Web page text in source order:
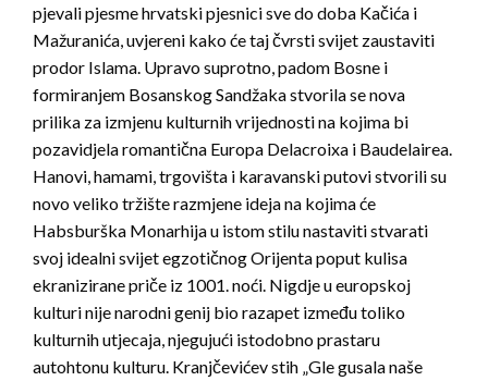
pjevali pjesme hrvatski pjesnici sve do doba Kačića i
Mažuranića, uvjereni kako će taj čvrsti svijet zaustaviti
prodor Islama. Upravo suprotno, padom Bosne i
formiranjem Bosanskog Sandžaka stvorila se nova
prilika za izmjenu kulturnih vrijednosti na kojima bi
pozavidjela romantična Europa Delacroixa i Baudelairea.
Hanovi, hamami, trgovišta i karavanski putovi stvorili su
novo veliko tržište razmjene ideja na kojima će
Habsburška Monarhija u istom stilu nastaviti stvarati
svoj idealni svijet egzotičnog Orijenta poput kulisa
ekranizirane priče iz 1001. noći. Nigdje u europskoj
kulturi nije narodni genij bio razapet između toliko
kulturnih utjecaja, njegujući istodobno prastaru
autohtonu kulturu. Kranjčevićev stih „Gle gusala naše